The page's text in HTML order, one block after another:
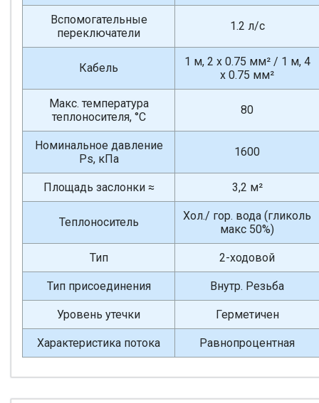
Вспомогательные
переключатели
1.2 л/с
Кабель
1 м, 2 x 0.75 мм² / 1 м, 4
x 0.75 мм²
Макс. температура
теплоносителя, °С
80
Номинальное давление
Ps, кПа
1600
Площадь заслонки ≈ 3,2 м²
Теплоноситель
Хол./ гор. вода (гликоль
макс 50%)
Тип 2-ходовой
Тип присоединения Внутр. Резьба
Уровень утечки Герметичен
Характеристика потока Равнопроцентная